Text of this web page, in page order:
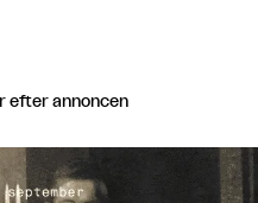
annoncen